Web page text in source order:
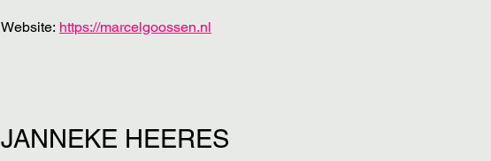
​Website: https://marcelgoossen.nl
JANNEKE HEERES